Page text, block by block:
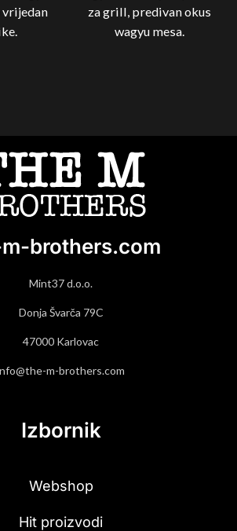
vrijedan
za grill, predivan okus
wagyu mesa.
brothers.com
Mint37 d.o.o.
Donja Švarča 79C
47000 Karlovac
m-brothers.com
Izbornik
Webshop
Hit proizvodi